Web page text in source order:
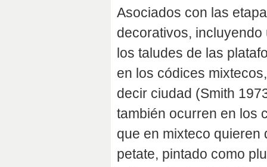
Asociados con las
decorativos,
los taludes de las
en los códices
decir ciudad (Smith
también ocurren en los
que en mixteco quieren
petate, pintado como